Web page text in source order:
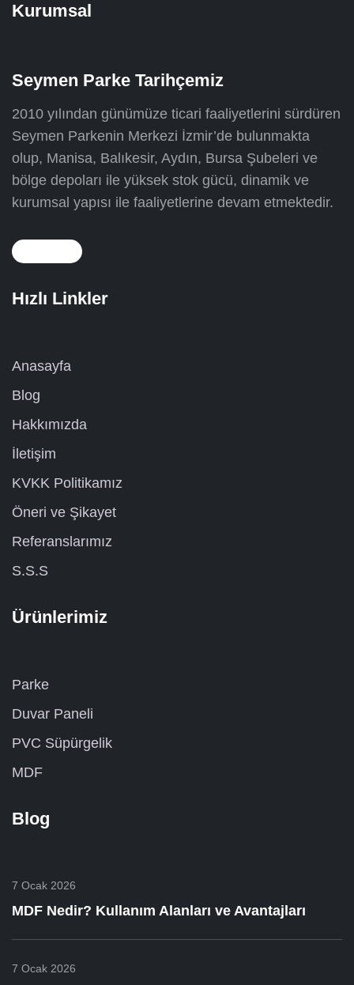
Kurumsal
Seymen Parke Tarihçemiz
2010 yılından günümüze ticari faaliyetlerini sürdüren
Seymen Parkenin Merkezi İzmir’de bulunmakta
olup, Manisa, Balıkesir, Aydın, Bursa Şubeleri ve
bölge depoları ile yüksek stok gücü, dinamik ve
kurumsal yapısı ile faaliyetlerine devam etmektedir.
Hızlı Linkler
Anasayfa
Blog
Hakkımızda
İletişim
KVKK Politikamız
Öneri ve Şikayet
Referanslarımız
S.S.S
Ürünlerimiz
Parke
Duvar Paneli
PVC Süpürgelik
MDF
Blog
7 Ocak 2026
MDF Nedir? Kullanım Alanları ve Avantajları
7 Ocak 2026